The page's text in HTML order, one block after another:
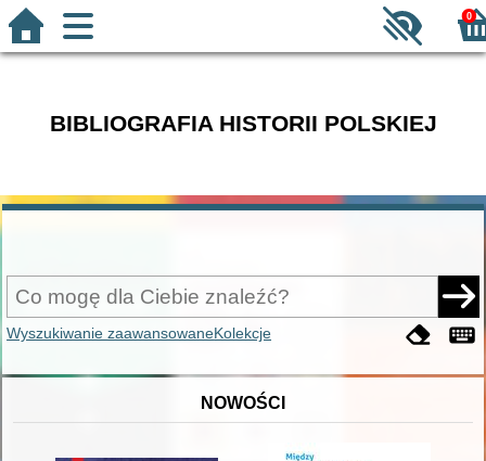
0
BIBLIOGRAFIA HISTORII POLSKIEJ
Wyszukiwanie zaawansowaneKolekcje
NOWOŚCI